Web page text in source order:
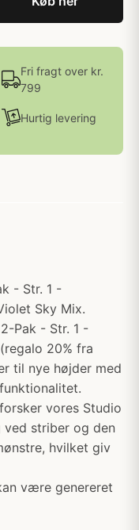
Fri fragt over kr.
799
Hurtig levering
- Str. 1 -
Sky Mix.
Pak - Str. 1 -
20% fra
til nye højder med
vores Studio
striber og den
hvilket giv
være genereret